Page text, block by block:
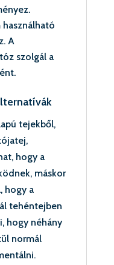
használható
A
szolgál a
tejekből,
hogy a
máskor
hogy a
tehéntejben
hogy néhány
normál